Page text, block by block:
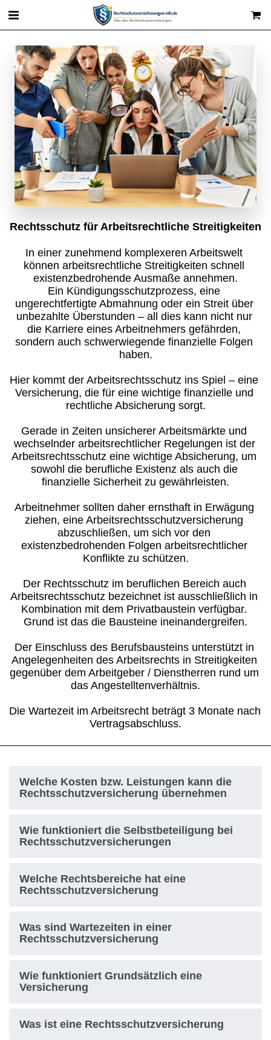
Rechtsschutz für Arbeitsrechtliche Streitigkeiten
In einer zunehmend komplexeren Arbeitswelt
können arbeitsrechtliche Streitigkeiten schnell
existenzbedrohende Ausmaße annehmen.
Ein Kündigungsschutzprozess, eine
ungerechtfertigte Abmahnung oder ein Streit über
unbezahlte Überstunden – all dies kann nicht nur
die Karriere eines Arbeitnehmers gefährden,
sondern auch schwerwiegende finanzielle Folgen
haben.
Hier kommt der Arbeitsrechtsschutz ins Spiel – eine
Versicherung, die für eine wichtige finanzielle und
rechtliche Absicherung sorgt.
Gerade in Zeiten unsicherer Arbeitsmärkte und
wechselnder arbeitsrechtlicher Regelungen ist der
Arbeitsrechtsschutz eine wichtige Absicherung, um
sowohl die berufliche Existenz als auch die
finanzielle Sicherheit zu gewährleisten.
Arbeitnehmer sollten daher ernsthaft in Erwägung
ziehen, eine Arbeitsrechtsschutzversicherung
abzuschließen, um sich vor den
existenzbedrohenden Folgen arbeitsrechtlicher
Konflikte zu schützen.
Der Rechtsschutz im beruflichen Bereich auch
Arbeitsrechtsschutz bezeichnet ist ausschließlich in
Kombination mit dem Privatbaustein verfügbar.
Grund ist das die Bausteine ineinandergreifen.
Der Einschluss des Berufsbausteins unterstützt in
Angelegenheiten des Arbeitsrechts in Streitigkeiten
gegenüber dem Arbeitgeber / Dienstherren rund um
das Angestelltenverhältnis.
Die Wartezeit im Arbeitsrecht beträgt 3 Monate nach
Vertragsabschluss.
H3 Überschrift
Welche Kosten bzw. Leistungen kann die
Rechtsschutzversicherung übernehmen
Wie funktioniert die Selbstbeteiligung bei
Rechtsschutzversicherungen
Welche Rechtsbereiche hat eine
Rechtsschutzversicherung
Was sind Wartezeiten in einer
Rechtsschutzversicherung
Wie funktioniert Grundsätzlich eine
Versicherung
Was ist eine Rechtsschutzversicherung